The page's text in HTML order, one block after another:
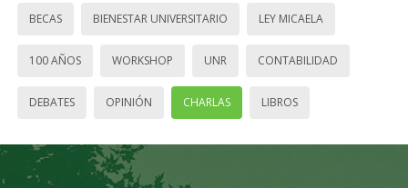
BECAS BIENESTAR UNIVERSITARIO LEY MICAELA
100 AÑOS WORKSHOP UNR CONTABILIDAD
DEBATES OPINIÓN CHARLAS LIBROS